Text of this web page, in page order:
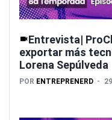
Entrevista|
exportar más
Lorena Sepúlveda
POR ENTREPRENERD